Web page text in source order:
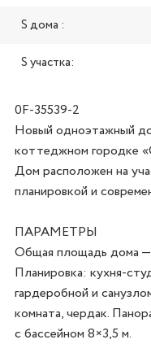
S дома :
S участка:
0F-35539-2
Новый одноэтажный
коттеджном городке
Дом расположен на
планировкой и
ПАРАМЕТРЫ
Общая площадь дома —
Планировка: кухня-
гардеробной и
комната, чердак.
с бассейном 8×3,5 м.